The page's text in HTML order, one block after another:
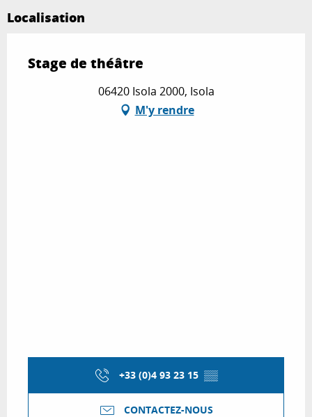
Localisation
Stage de théâtre
06420 Isola 2000, Isola
M'y rendre
+33 (0)4 93 23 15 ▒▒
CONTACTEZ-NOUS